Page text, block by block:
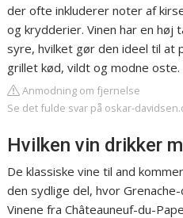
der ofte inkluderer noter af
og krydderier. Vinen har en høj
syre, hvilket gør den ideel til
grillet kød, vildt og modne oste.
Anmodning om fjernelse
Se det fulde svar på oskar-
Hvilken vin drikker
De klassiske vine til and
den sydlige del, hvor
Vinene fra Châteauneuf-du-